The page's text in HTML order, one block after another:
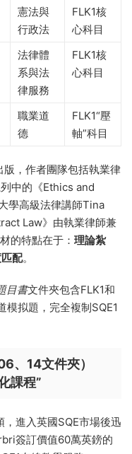
憲法與
行政法
FLK1核
心科目
法律體
系與法
律服務
FLK1核
心科目
職業道
德
FLK1“壓
軸”科目
，作者團隊包括執業律
中的《Ethics and
學高級法律講師Tina
Law》由執業律師兼
的特點在于： 理論紮
配。
目書文件夾包含FLK1和
模拟題，完全複制SQE1
、14文件夾）
課程”
進入英國SQE市場後迅
簽訂價值60萬英鎊的